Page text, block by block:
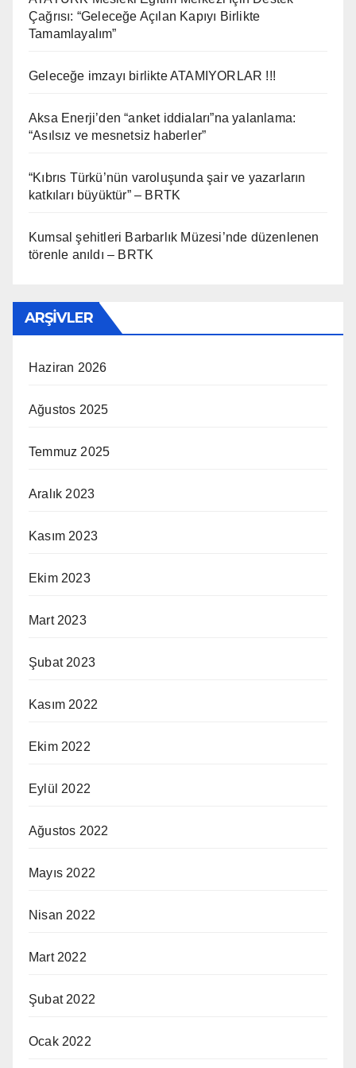
Çağrısı: “Geleceğe Açılan Kapıyı Birlikte
Tamamlayalım”
Geleceğe imzayı birlikte ATAMIYORLAR !!!
Aksa Enerji’den “anket iddiaları”na yalanlama:
“Asılsız ve mesnetsiz haberler”
“Kıbrıs Türkü’nün varoluşunda şair ve yazarların
katkıları büyüktür” – BRTK
Kumsal şehitleri Barbarlık Müzesi’nde düzenlenen
törenle anıldı – BRTK
ARŞIVLER
Haziran 2026
Ağustos 2025
Temmuz 2025
Aralık 2023
Kasım 2023
Ekim 2023
Mart 2023
Şubat 2023
Kasım 2022
Ekim 2022
Eylül 2022
Ağustos 2022
Mayıs 2022
Nisan 2022
Mart 2022
Şubat 2022
Ocak 2022